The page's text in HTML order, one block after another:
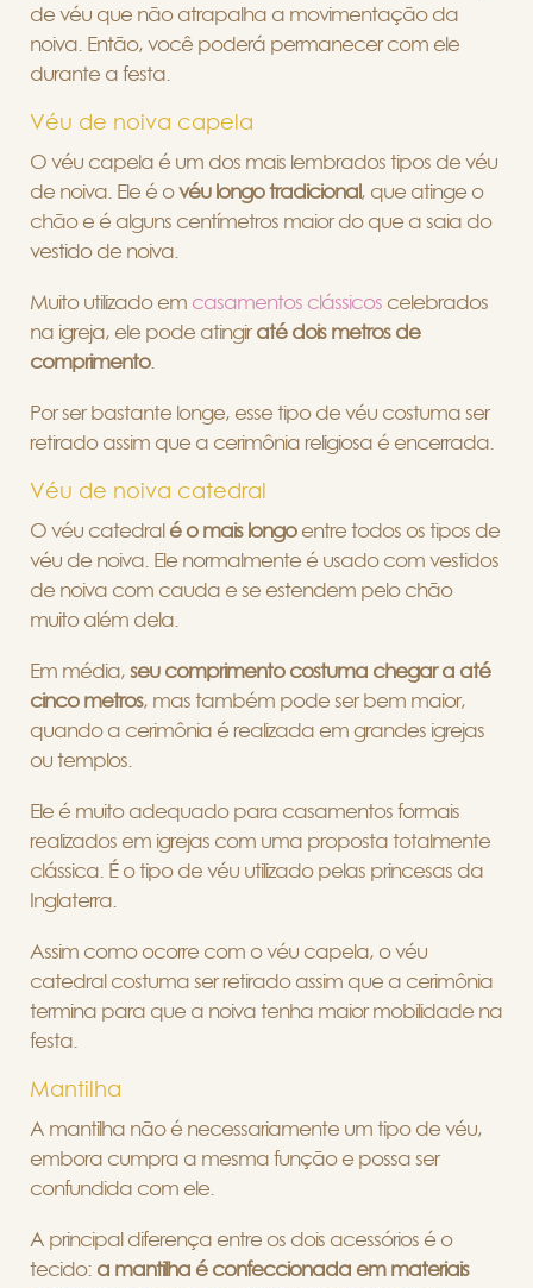
de véu que não atrapalha a movimentação da
noiva. Então, você poderá permanecer com ele
durante a festa.
Véu de noiva capela
O véu capela é um dos mais lembrados tipos de véu
de noiva. Ele é ovéu longo tradicional, que atinge o
chão e é alguns centímetros maior do que a saia do
vestido de noiva.
Muito utilizado em casamentos clássicos celebrados
na igreja, ele pode atingiraté dois metros de
comprimento.
Por ser bastante longe, esse tipo de véu costuma ser
retirado assim que a cerimônia religiosa é encerrada.
Véu de noiva catedral
O véu catedral é o mais longoentre todos os tipos de
véu de noiva. Ele normalmente é usado com vestidos
de noiva com cauda e se estendem pelo chão
muito além dela.
Em média, seu comprimento costuma chegar a até
cinco metros, mas também pode ser bem maior,
quando a cerimônia é realizada em grandes igrejas
ou templos.
Ele é muito adequado para casamentos formais
realizados em igrejas com uma proposta totalmente
clássica. É o tipo de véu utilizado pelas princesas da
Inglaterra.
Assim como ocorre com o véu capela, o véu
catedral costuma ser retirado assim que a cerimônia
termina para que a noiva tenha maior mobilidade na
festa.
Mantilha
A mantilha não é necessariamente um tipo de véu,
embora cumpra a mesma função e possa ser
confundida com ele.
A principal diferença entre os dois acessórios é o
tecido: a mantilha é confeccionada em materiais